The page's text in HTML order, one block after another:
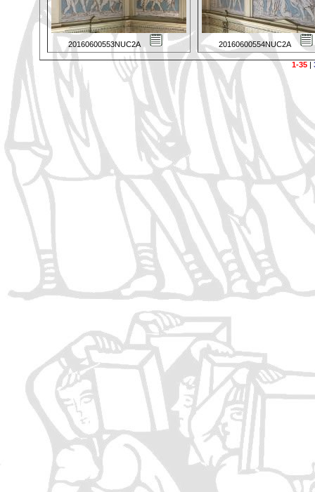
20160600553NUC2A 20160600554NUC2A
1-35|